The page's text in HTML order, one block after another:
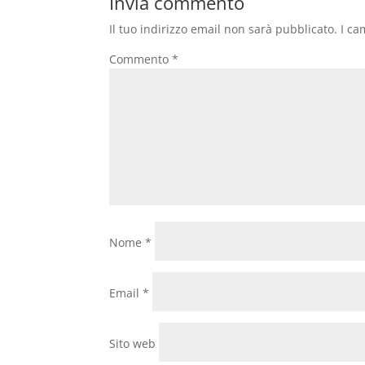
Il tuo indirizzo email non sarà pubblicato. I
Commento*
Nome*
Email*
Sito web